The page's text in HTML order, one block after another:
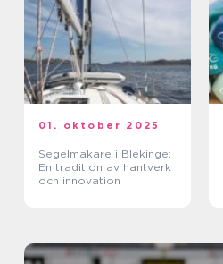
01. oktober 2025
Segelmakare i Blekinge:
En tradition av hantverk
och innovation